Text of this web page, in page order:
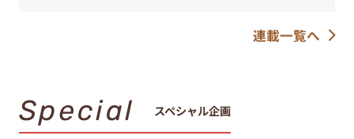
連載一覧へ
Special スペシャル企画